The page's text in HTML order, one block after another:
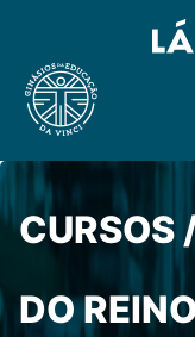
CURSOS
DO